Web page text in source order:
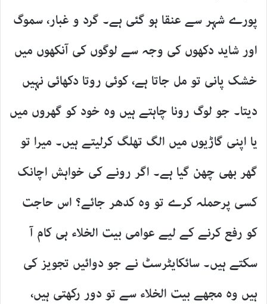
پورے شہر سے عنقا ہو گئی ہے۔ گرد و غبار، سموگ
اور شاید دکھوں کی وجہ سے لوگوں کی آنکھوں میں
خشک پانی تو مل جاتا ہے، کوئی روتا دکھائی نہیں
دیتا۔ جو لوگ رونا چاہتے ہیں وہ خود کو گھروں میں
یا اپنی گاڑیوں میں الگ تھلگ کرلیتے ہیں۔ میرا تو
گھر بھی چھن گیا ہے۔ اگر رونے کی خواہش اچانک
کسی پرحملہ کرے تو وہ کدھر جائے؟ اس حاجت
کو رفع کرنے کے لیے عوامی بیت الخلاء ہی کام آ
سکتے ہیں۔ سائکایٹرسٹ نے جو دوائیں تجویز کی
ہیں وہ مجھے بیت الخلاء سے تو دور رکھتی ہیں،